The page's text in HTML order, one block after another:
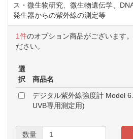
ス・微生物研究、微生物遺伝学、
発生器からの紫外線の測定等
1件のオプション商品がございます
ださい。
選
択
商品名
デジタル紫外線強度計 Model
UVB専用測定用)
数量